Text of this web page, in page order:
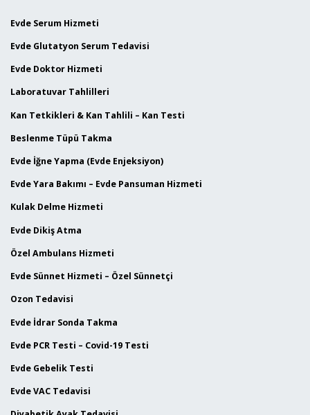
Evde Serum Hizmeti
Evde Glutatyon Serum Tedavisi
Evde Doktor Hizmeti
Laboratuvar Tahlilleri
Kan Tetkikleri & Kan Tahlili – Kan Testi
Beslenme Tüpü Takma
Evde İğne Yapma (Evde Enjeksiyon)
Evde Yara Bakımı – Evde Pansuman Hizmeti
Kulak Delme Hizmeti
Evde Dikiş Atma
Özel Ambulans Hizmeti
Evde Sünnet Hizmeti – Özel Sünnetçi
Ozon Tedavisi
Evde İdrar Sonda Takma
Evde PCR Testi – Covid-19 Testi
Evde Gebelik Testi
Evde VAC Tedavisi